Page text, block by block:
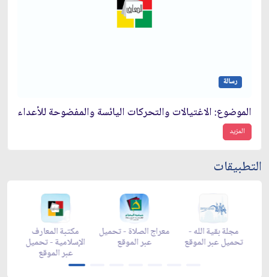
رسالة
الموضوع: الاغتيالات والتحركات اليائسة والمفضوحة للأعداء
المزيد
التطبيقات
مكتبة المعارف
الإسلامية - تحميل
عبر الموقع
معراج الصلاة - تحميل
عبر الموقع
مجلة بقية الله -
تحميل عبر الموقع